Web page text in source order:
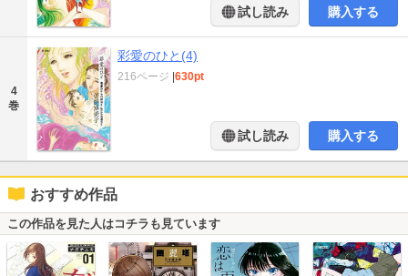
試し読み 購入する
4
巻
彩愛のひと(4)
216ページ 630pt
試し読み 購入する
おすすめ作品
この作品を見た人はコチラも見ています